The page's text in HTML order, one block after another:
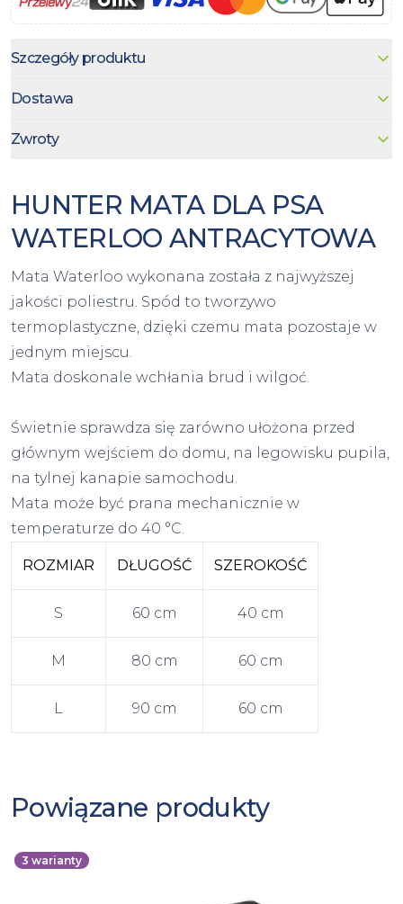
Szczegóły produktu
Dostawa
Zwroty
HUNTER MATA DLA PSA
WATERLOO ANTRACYTOWA
Mata Waterloo wykonana została z najwyższej
jakości poliestru. Spód to tworzywo
termoplastyczne, dzięki czemu mata pozostaje w
jednym miejscu.
Mata doskonale wchłania brud i wilgoć.
Świetnie sprawdza się zarówno ułożona przed
głównym wejściem do domu, na legowisku pupila,
na tylnej kanapie samochodu.
Mata może być prana mechanicznie w
temperaturze do 40 °C.
ROZMIAR DŁUGOŚĆ SZEROKOŚĆ
S 60 cm 40 cm
M 80 cm 60 cm
L 90 cm 60 cm
Powiązane produkty
3 warianty